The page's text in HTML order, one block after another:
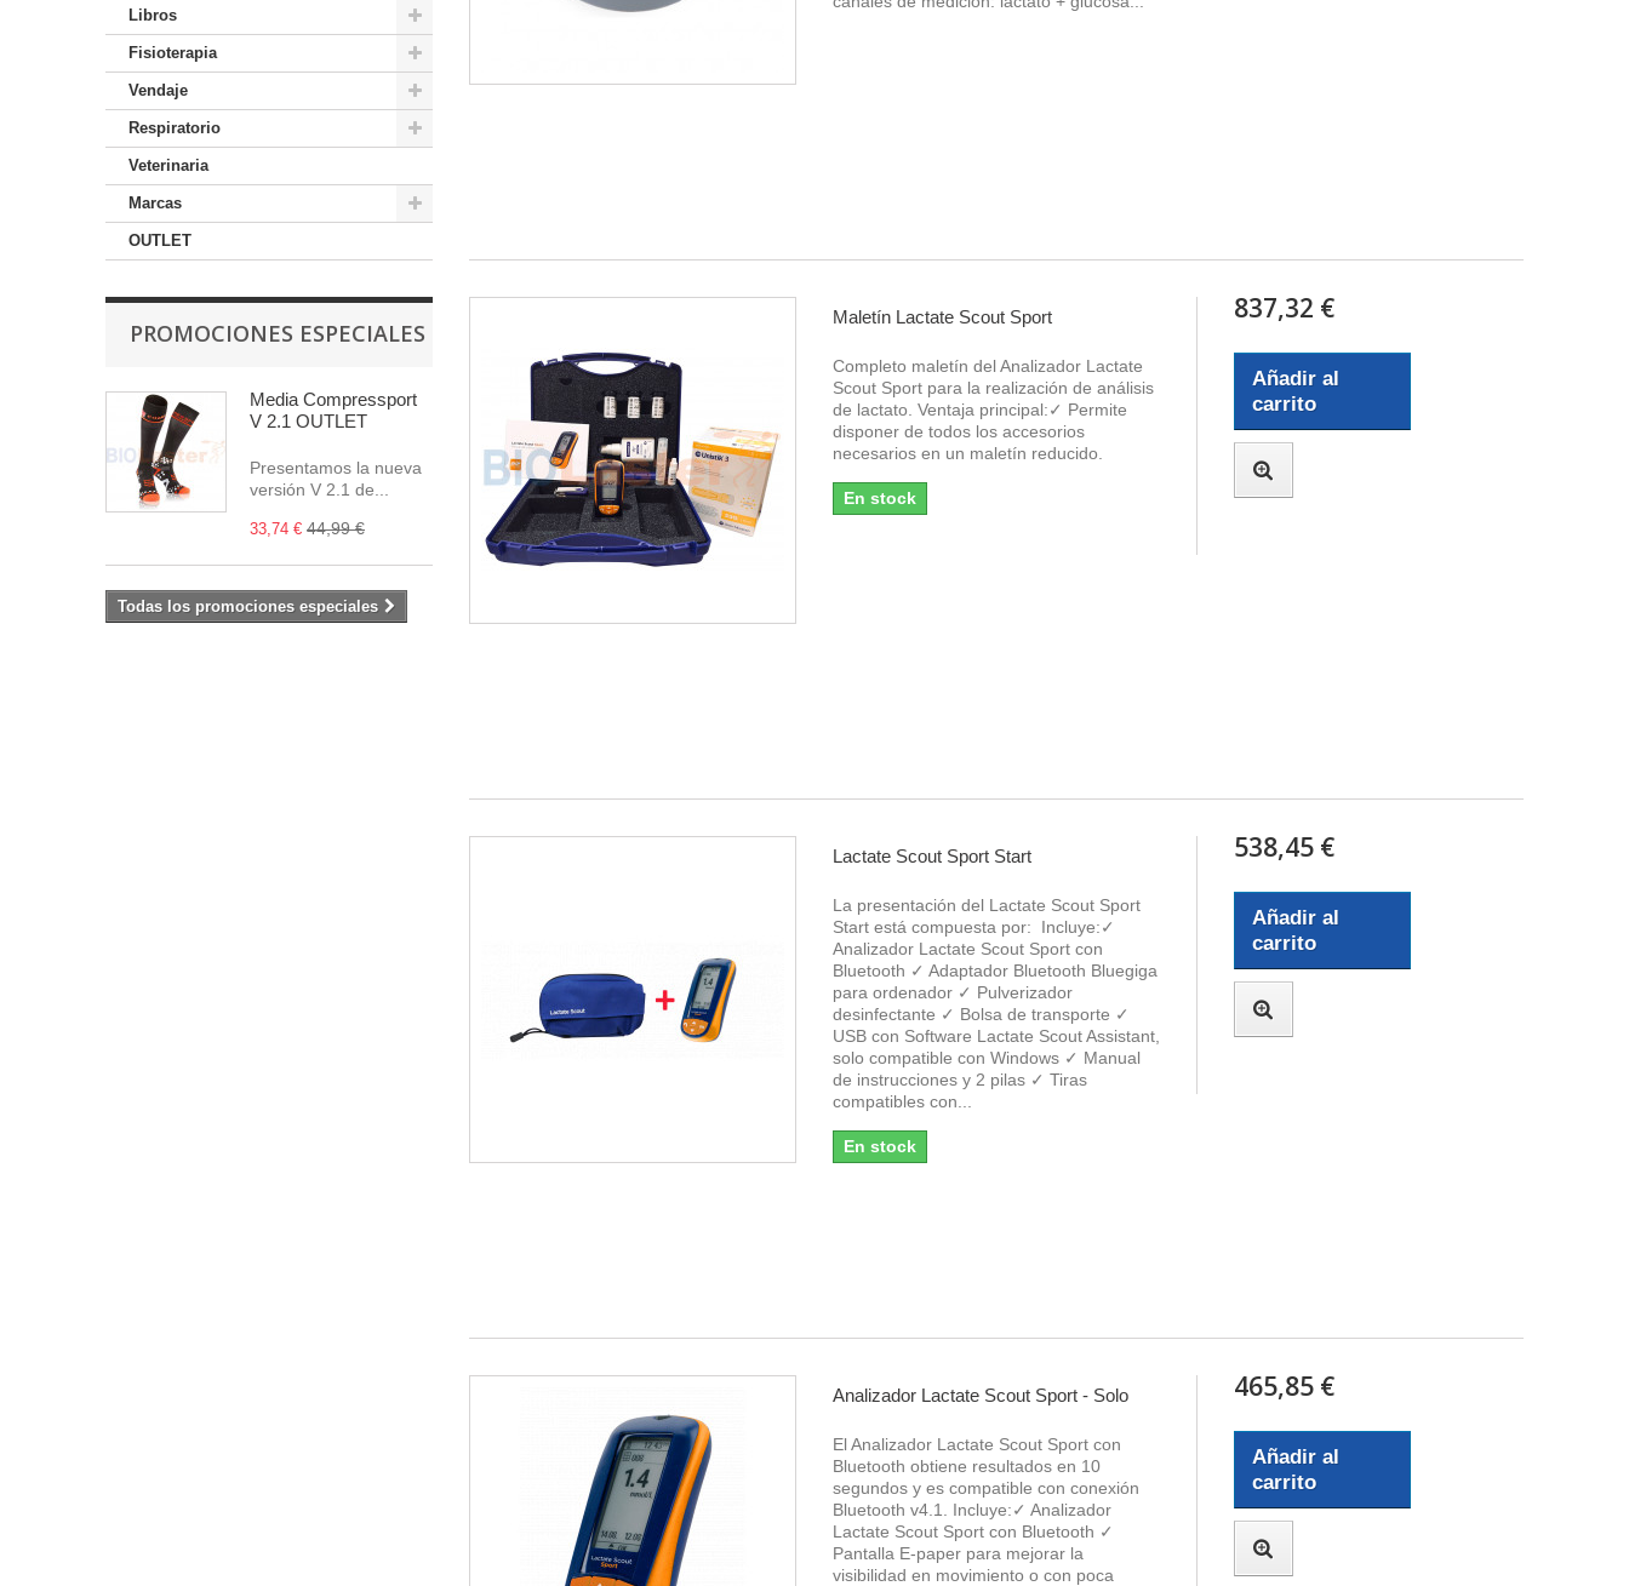
Libros
Fisioterapia
Vendaje
Respiratorio
Veterinaria
Marcas
OUTLET
PROMOCIONES ESPECIALES
Media Compressport
V 2.1 OUTLET
Presentamos la nueva
versión V 2.1 de...
33,74 € 44,99 €
Todas los promociones especiales
Maletín Lactate Scout Sport
Completo maletín del Analizador Lactate
Scout Sport para la realización de análisis
de lactato. Ventaja principal:✓ Permite
disponer de todos los accesorios
necesarios en un maletín reducido.
En stock
837,32 €
Añadir al
carrito
Lactate Scout Sport Start
La presentación del Lactate Scout Sport
Start está compuesta por: Incluye:✓
Analizador Lactate Scout Sport con
Bluetooth ✓ Adaptador Bluetooth Bluegiga
para ordenador ✓ Pulverizador
desinfectante ✓ Bolsa de transporte ✓
USB con Software Lactate Scout Assistant,
solo compatible con Windows ✓ Manual
de instrucciones y 2 pilas ✓ Tiras
compatibles con...
En stock
538,45 €
Añadir al
carrito
Analizador Lactate Scout Sport - Solo
El Analizador Lactate Scout Sport con
Bluetooth obtiene resultados en 10
segundos y es compatible con conexión
Bluetooth v4.1. Incluye:✓ Analizador
Lactate Scout Sport con Bluetooth ✓
Pantalla E-paper para mejorar la
visibilidad en movimiento o con poca
465,85 €
Añadir al
carrito